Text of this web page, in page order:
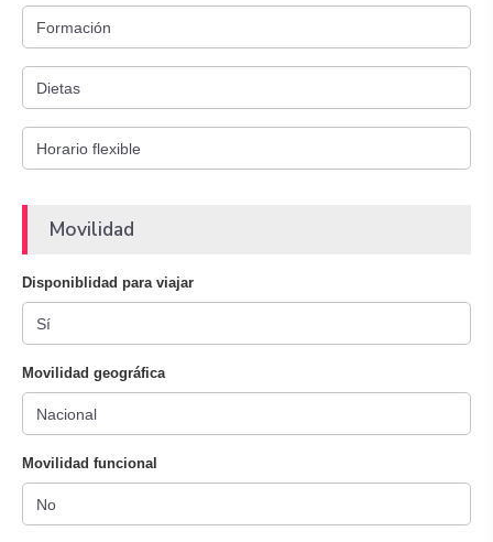
Movilidad
Disponiblidad para viajar
Movilidad geográfica
Movilidad funcional